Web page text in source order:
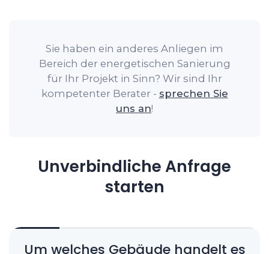
Sie haben ein anderes Anliegen im
Bereich der energetischen Sanierung
für Ihr Projekt in Sinn? Wir sind Ihr
kompetenter Berater - sprechen Sie
uns an!
Unverbindliche Anfrage
starten